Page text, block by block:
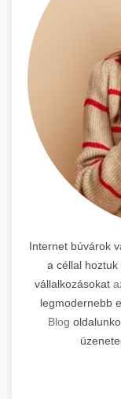
Internet búvárok
a céllal
vállalkozásokat
legmodernebb
Blog